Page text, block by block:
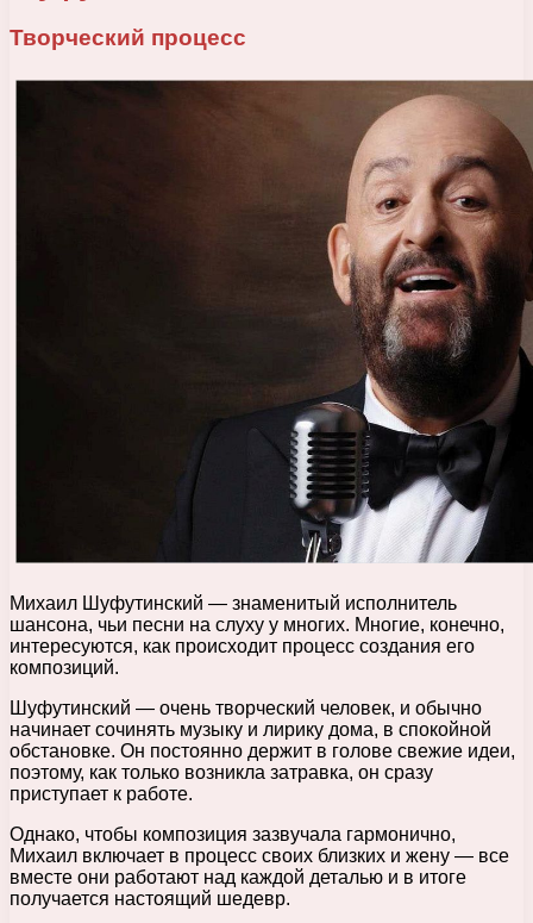
Творческий процесс
Михаил Шуфутинский — знаменитый исполнитель
шансона, чьи песни на слуху у многих. Многие, конечно,
интересуются, как происходит процесс создания его
композиций.
Шуфутинский — очень творческий человек, и обычно
начинает сочинять музыку и лирику дома, в спокойной
обстановке. Он постоянно держит в голове свежие идеи,
поэтому, как только возникла затравка, он сразу
приступает к работе.
Однако, чтобы композиция зазвучала гармонично,
Михаил включает в процесс своих близких и жену — все
вместе они работают над каждой деталью и в итоге
получается настоящий шедевр.